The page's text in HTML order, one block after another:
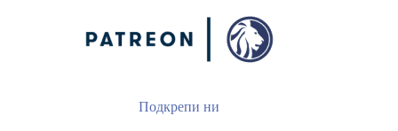
Подкрепи ни